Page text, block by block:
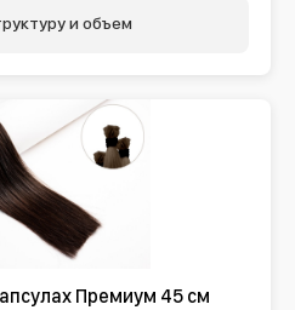
и объем
Премиум 45 см